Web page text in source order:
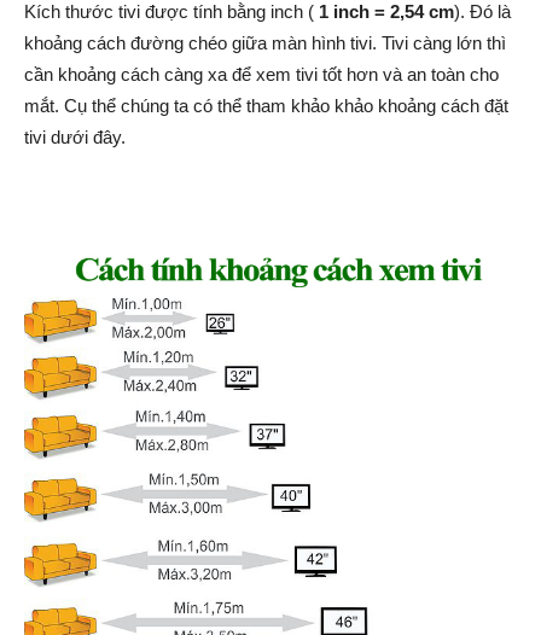
Kích thước tivi được tính bằng inch ( 1 inch = 2,54 cm). Đó là
khoảng cách đường chéo giữa màn hình tivi. Tivi càng lớn thì
cần khoảng cách càng xa để xem tivi tốt hơn và an toàn cho
mắt. Cụ thể chúng ta có thể tham khảo khảo khoảng cách đặt
tivi dưới đây.